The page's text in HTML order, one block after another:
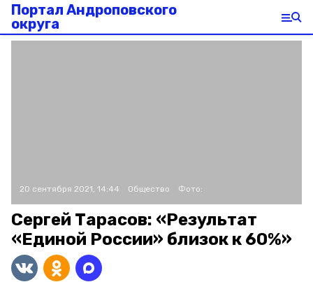
Портал Андроповского
округа
20 сентября 2021, 14:44 Общество Фото:
Сергей Тарасов: «Результат
«Единой России» близок к 60%»